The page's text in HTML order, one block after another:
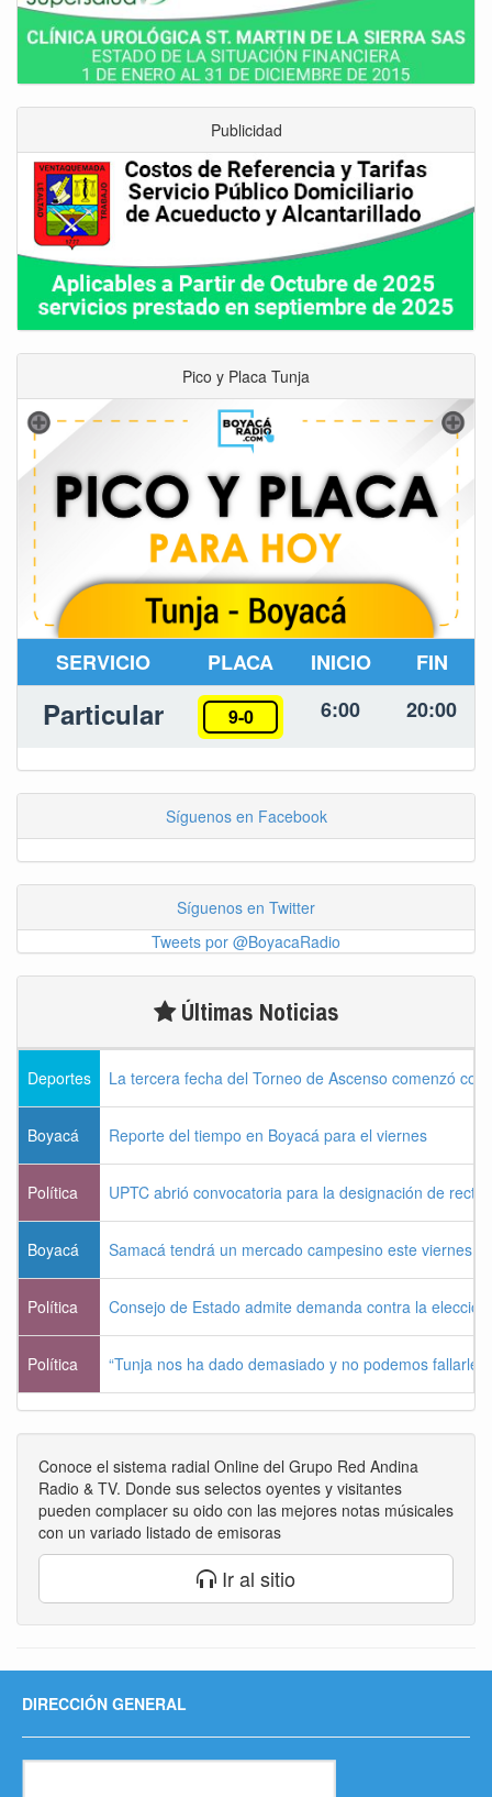
Publicidad
Pico y Placa Tunja
SERVICIO PLACA INICIO FIN
Particular 9-0 6:00 20:00
Síguenos en Facebook
Síguenos en Twitter
Tweets por @BoyacaRadio
Últimas Noticias
Deportes La tercera fecha del Torneo de Ascenso comenzó con
Boyacá Reporte del tiempo en Boyacá para el viernes
Política UPTC abrió convocatoria para la designación de
Boyacá Samacá tendrá un mercado campesino este viernes
Política Consejo de Estado admite demanda contra la
Política “Tunja nos ha dado demasiado y no podemos fallarle
Conoce el sistema radial Online del Grupo Red Andina
Radio & TV. Donde sus selectos oyentes y visitantes
pueden complacer su oido con las mejores notas músicales
con un variado listado de emisoras
Ir al sitio
DIRECCIÓN GENERAL